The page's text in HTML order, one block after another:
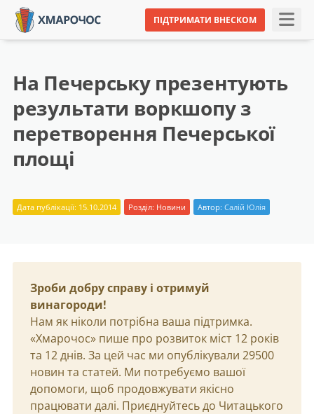
ПІДТРИМАТИ ВНЕСКОМ
На Печерську презентують
результати воркшопу з
перетворення Печерської
площі
Дата публікації: 15.10.2014 Розділ: Новини Автор: Салій Юлія
Зроби добру справу і отримуй
винагороди!
Нам як ніколи потрібна ваша підтримка.
«Хмарочос» пише про розвиток міст 12 років
та 12 днів. За цей час ми опублікували 29500
новин та статей. Ми потребуємо вашої
допомоги, щоб продовжувати якісно
працювати далі. Приєднуйтесь до Читацького